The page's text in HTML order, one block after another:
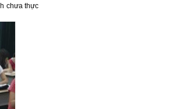
chưa thực